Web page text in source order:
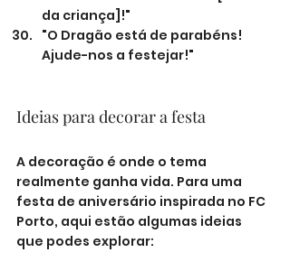
da criança]!"
"O Dragão está de parabéns!
Ajude-nos a festejar!"
Ideias para decorar a festa
A decoração é onde o tema
realmente ganha vida. Para uma
festa de aniversário inspirada no FC
Porto, aqui estão algumas ideias
que podes explorar: